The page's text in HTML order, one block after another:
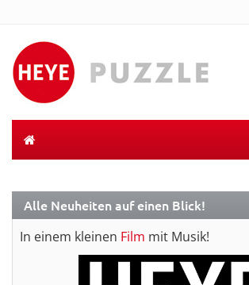
Alle Neuheiten auf einen Blick!
In einem kleinen Film mit Musik!